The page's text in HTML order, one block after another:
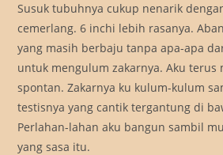
Susuk tubuhnya cukup nenarik
cemerlang. 6 inchi lebih rasanya.
yang masih berbaju tanpa apa-apa
untuk mengulum zakarnya. Aku terus
spontan. Zakarnya ku kulum-kulum
testisnya yang cantik tergantung di
Perlahan-lahan aku bangun sambil
yang sasa itu.